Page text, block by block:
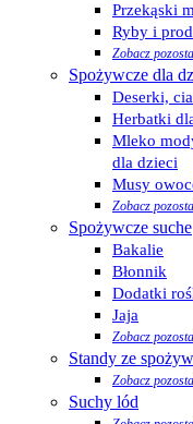
Przekąski
Ryby i
Zobacz
Spożywcze dla
Deserki,
Herbatki
Mleko
dla dzieci
Musy
Zobacz
Spożywcze suche
Bakalie
Błonnik
Dodatki
Jaja
Zobacz
Standy ze
Zobacz
Suchy lód